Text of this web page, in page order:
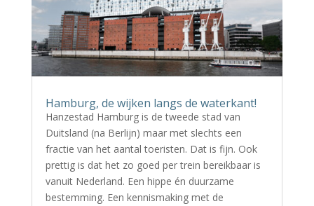
Hamburg, de wijken langs de waterkant!
Hanzestad Hamburg is de tweede stad van
Duitsland (na Berlijn) maar met slechts een
fractie van het aantal toeristen. Dat is fijn. Ook
prettig is dat het zo goed per trein bereikbaar is
vanuit Nederland. Een hippe én duurzame
bestemming. Een kennismaking met de